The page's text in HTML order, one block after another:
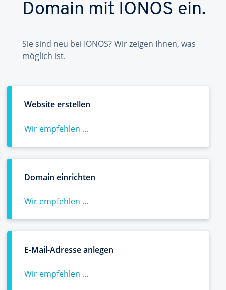
Domain mit IONOS ein.
Sie sind neu bei IONOS? Wir zeigen Ihnen, was
möglich ist.
Website erstellen
Wir empfehlen ...
Domain einrichten
Wir empfehlen ...
E-Mail-Adresse anlegen
Wir empfehlen ...